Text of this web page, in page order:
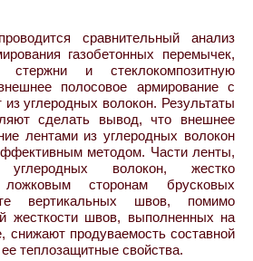
сравнительный анализ
газобетонных перемычек,
стержни и стеклокомпозитную
полосовое армирование с
из углеродных волокон. Результаты
сделать вывод, что внешнее
лентами из углеродных волокон
методом. Части ленты,
волокон, жестко
сторонам брусковых
вертикальных швов, помимо
жесткости швов, выполненных на
снижают продуваемость составной
теплозащитные свойства.